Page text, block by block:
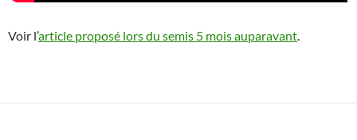
Voir l’article proposé lors du semis 5 mois auparavant.